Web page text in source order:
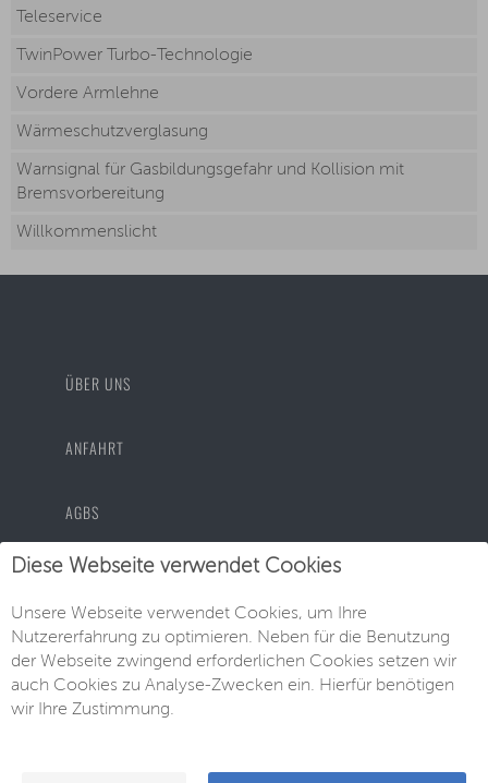
Teleservice
TwinPower Turbo-Technologie
Vordere Armlehne
Wärmeschutzverglasung
Warnsignal für Gasbildungsgefahr und Kollision mit
Bremsvorbereitung
Willkommenslicht
ÜBER UNS
ANFAHRT
AGBS
DATENSCHUTZ
IMPRESSUM
Diese Webseite verwendet Cookies
Unsere Webseite verwendet Cookies, um Ihre
Nutzererfahrung zu optimieren. Neben für die Benutzung
der Webseite zwingend erforderlichen Cookies setzen wir
auch Cookies zu Analyse-Zwecken ein. Hierfür benötigen
wir Ihre Zustimmung.